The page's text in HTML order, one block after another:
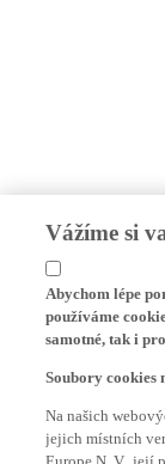
Abychom lépe
používáme
samotné, tak i
jejich místních
Europe N. V., její